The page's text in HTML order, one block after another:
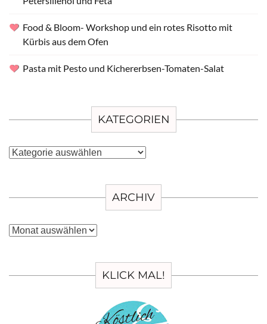
Food & Bloom- Workshop und ein rotes Risotto mit
Kürbis aus dem Ofen
Pasta mit Pesto und Kichererbsen-Tomaten-Salat
KATEGORIEN
Kategorien
ARCHIV
Archiv
KLICK MAL!